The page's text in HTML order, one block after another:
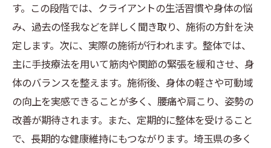
整体施術による姿勢改善の実例
整体を通じた自己理解心と体のつながりを感じ
る
整体での体験がもたらす自己認識の深化
心と体のバランスを整体で見つける方法
整体を通じて学ぶ自己ケアの大切さ
整体セッションで得られる内なる気づき
す。この段階では、クライアントの生活習慣や身体の悩
み、過去の怪我などを詳しく聞き取り、施術の方針を決
定します。次に、実際の施術が行われます。整体では、
主に手技療法を用いて筋肉や関節の緊張を緩和させ、身
体のバランスを整えます。施術後、身体の軽さや可動域
の向上を実感できることが多く、腰痛や肩こり、姿勢の
改善が期待されます。また、定期的に整体を受けること
で、長期的な健康維持にもつながります。埼玉県の多く